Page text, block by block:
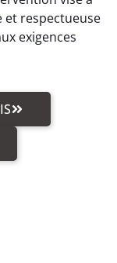
respectueuse
exigences